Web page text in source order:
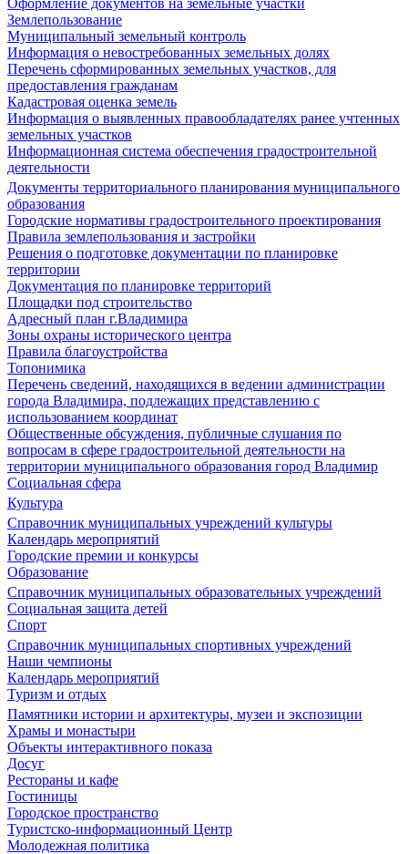
Оформление документов на земельные участки
Землепользование
Муниципальный земельный контроль
Информация о невостребованных земельных долях
Перечень сформированных земельных участков, для
предоставления гражданам
Кадастровая оценка земель
Информация о выявленных правообладателях ранее учтенных
земельных участков
Информационная система обеспечения градостроительной
деятельности
Документы территориального планирования муниципального
образования
Городские нормативы градостроительного проектирования
Правила землепользования и застройки
Решения о подготовке документации по планировке
территории
Документация по планировке территорий
Площадки под строительство
Адресный план г.Владимира
Зоны охраны исторического центра
Правила благоустройства
Топонимика
Перечень сведений, находящихся в ведении администрации
города Владимира, подлежащих представлению с
использованием координат
Общественные обсуждения, публичные слушания по
вопросам в сфере градостроительной деятельности на
территории муниципального образования город Владимир
Социальная сфера
Культура
Справочник муниципальных учреждений культуры
Календарь мероприятий
Городские премии и конкурсы
Образование
Справочник муниципальных образовательных учреждений
Социальная защита детей
Спорт
Справочник муниципальных спортивных учреждений
Наши чемпионы
Календарь мероприятий
Туризм и отдых
Памятники истории и архитектуры, музеи и экспозиции
Храмы и монастыри
Объекты интерактивного показа
Досуг
Рестораны и кафе
Гостиницы
Городское пространство
Туристско-информационный Центр
Молодежная политика